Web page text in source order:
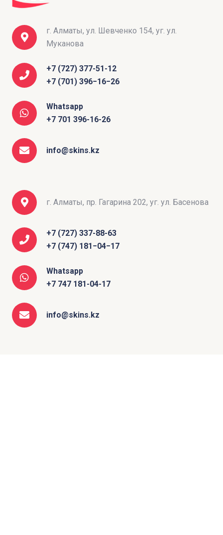
г. Алматы, ул. Шевченко 154, уг. ул.
Муканова
+7 (727) 377-51-12
+7 (701) 396−16−26
Whatsapp
+7 701 396-16-26
info@skins.kz
г. Алматы, пр. Гагарина 202, уг. ул. Басенова
+7 (727) 337-88-63
+7 (747) 181−04−17
Whatsapp
+7 747 181-04-17
info@skins.kz